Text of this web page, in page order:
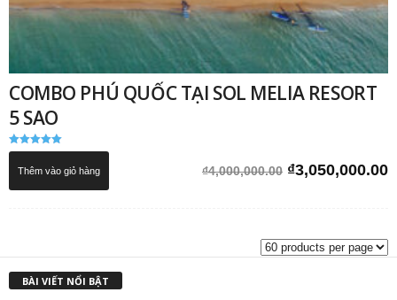
COMBO PHÚ QUỐC TẠI SOL MELIA RESORT
5 SAO
Được xếp
5.00
₫4,000,000.00 Giá
₫3,050,000.00
Thêm vào giỏ hàng
BÀI VIẾT NỔI BẬT